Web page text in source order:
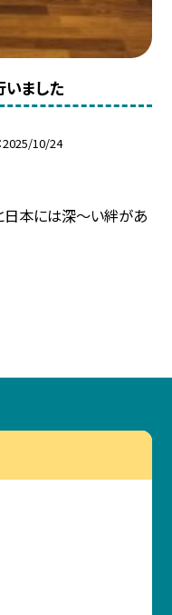
いました
2025/10/24
日本には深～い絆があ